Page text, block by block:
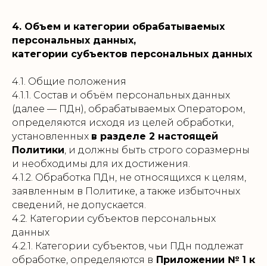
4. Объем и категории обрабатываемых
персональных данных,
категории субъектов персональных данных
4.1. Общие положения
4.1.1. Состав и объём персональных данных
(далее — ПДн), обрабатываемых Оператором,
определяются исходя из целей обработки,
установленных в разделе 2 настоящей
Политики, и должны быть строго соразмерны
и необходимы для их достижения.
4.1.2. Обработка ПДн, не относящихся к целям,
заявленным в Политике, а также избыточных
сведений, не допускается.
4.2. Категории субъектов персональных
данных
4.2.1. Категории субъектов, чьи ПДн подлежат
обработке, определяются в Приложении № 1 к